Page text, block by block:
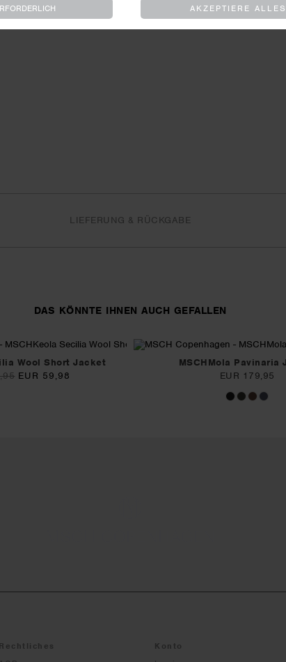
LIEFERUNG & RÜCKGABE
DAS KÖNNTE IHNEN AUCH GEFALLEN
Wool Short Jacket
EUR 59,98
MSCHMola Pavinaria
EUR 179,95
Rechtliches
Konto